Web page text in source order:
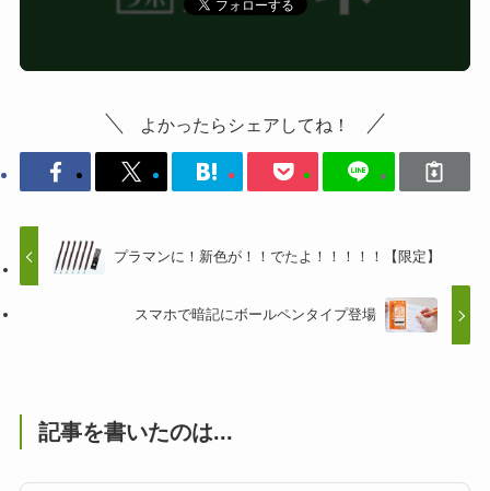
よかったらシェアしてね！
プラマンに！新色が！！でたよ！！！！！【限定】
スマホで暗記にボールペンタイプ登場
記事を書いたのは...